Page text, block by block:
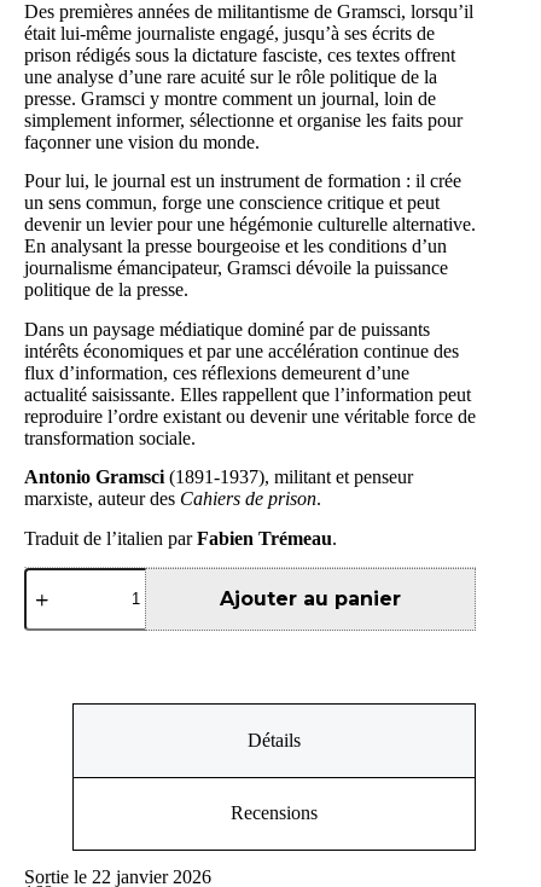
Des premières années de militantisme de Gramsci, lorsqu’il
était lui-même journaliste engagé, jusqu’à ses écrits de
prison rédigés sous la dictature fasciste, ces textes offrent
une analyse d’une rare acuité sur le rôle politique de la
presse. Gramsci y montre comment un journal, loin de
simplement informer, sélectionne et organise les faits pour
façonner une vision du monde.
Pour lui, le journal est un instrument de formation : il crée
un sens commun, forge une conscience critique et peut
devenir un levier pour une hégémonie culturelle alternative.
En analysant la presse bourgeoise et les conditions d’un
journalisme émancipateur, Gramsci dévoile la puissance
politique de la presse.
Dans un paysage médiatique dominé par de puissants
intérêts économiques et par une accélération continue des
flux d’information, ces réflexions demeurent d’une
actualité saisissante. Elles rappellent que l’information peut
reproduire l’ordre existant ou devenir une véritable force de
transformation sociale.
Antonio Gramsci (1891-1937), militant et penseur
marxiste, auteur des Cahiers de prison.
Traduit de l’italien parFabien Trémeau.
quantité
de
Ajouter au panier
Détails
Recensions
Sortie le 22 janvier 2026